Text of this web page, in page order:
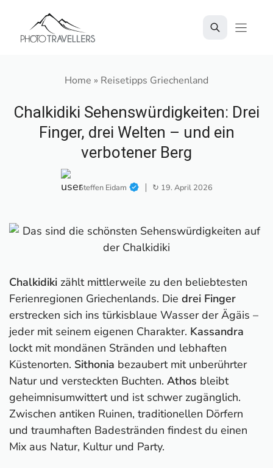
springen
Home » Reisetipps Griechenland
Chalkidiki Sehenswürdigkeiten: Drei
Finger, drei Welten – und ein
verbotener Berg
Steffen Eidam ↻ 19. April 2026
Chalkidiki zählt mittlerweile zu den beliebtesten
Ferienregionen Griechenlands. Die drei Finger
erstrecken sich ins türkisblaue Wasser der Ägäis –
jeder mit seinem eigenen Charakter. Kassandra
lockt mit mondänen Stränden und lebhaften
Küstenorten. Sithonia bezaubert mit unberührter
Natur und versteckten Buchten. Athos bleibt
geheimnisumwittert und ist schwer zugänglich.
Zwischen antiken Ruinen, traditionellen Dörfern
und traumhaften Badestränden findest du einen
Mix aus Natur, Kultur und Party.